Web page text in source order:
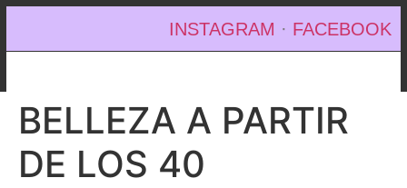
INSTAGRAM · FACEBOOK
BELLEZA A PARTIR
DE LOS 40